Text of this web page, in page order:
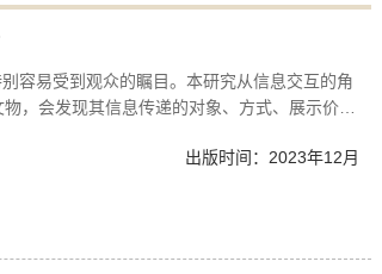
容易受到观众的瞩目。本研究从信息交互的角
，会发现其信息传递的对象、方式、展示价值
出版时间：2023年12月